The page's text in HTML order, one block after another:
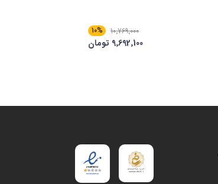
10٬769٬000
10%
9٬692٬100 تومان